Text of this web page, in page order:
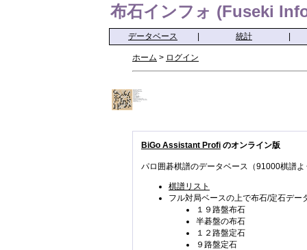
布石インフォ (Fuseki
データベース 統計
ホーム > ログイン
BiGo Assistant Profi のオンライン版
パロ囲碁棋譜のデータベース（91000棋譜よ
棋譜リスト
フル対局ベースの上で布石/定石デー
１９路盤布石
半碁盤の布石
１２路盤定石
９路盤定石